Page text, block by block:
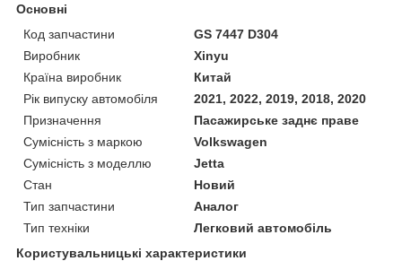
Основні
Код запчастини
GS 7447 D304
Виробник
Xinyu
Країна виробник
Китай
Рік випуску автомобіля
2021, 2022, 2019, 2018, 2020
Призначення
Пасажирське заднє праве
Сумісність з маркою
Volkswagen
Сумісність з моделлю
Jetta
Стан
Новий
Тип запчастини
Аналог
Тип техніки
Легковий автомобіль
Користувальницькі характеристики